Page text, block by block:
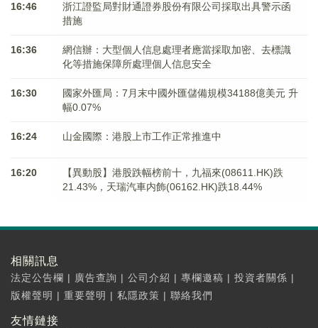
16:46
浙江證監局對財通證券股份有限公司採取出具警示函
措施
16:36
網信辦：大型個人信息處理者應當採取加密、去標識
化等措施保障所處理個人信息安全
16:30
國家外匯局：7月末中國外匯儲備規模34188億美元 升
幅0.07%
16:24 山金國際：港股上市工作正常推進中
16:20
【異動股】港股跌幅榜前十，九福來(08611.HK)跌
21.43%，天瑞汽車内飾(06162.HK)跌18.44%
相關訊息
法定公告欄 | 廣告查詢 | 公司介紹 | 專欄邀稿 | 投資者關係 |
版權聲明 | 重要聲明 | 私隱政策 | 聯絡我們
友情鏈接